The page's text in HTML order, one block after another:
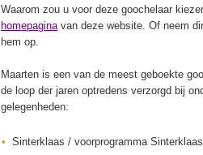
Waarom zou u voor deze goochelaar
homepaginavan deze website. Of neem
hem op.
Maarten is een van de meest geboekte
de loop der jaren optredens verzorgd bij
gelegenheden:
Sinterklaas / voorprogramma